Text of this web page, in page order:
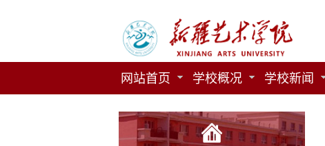
网站首页 学校概况 学校新闻